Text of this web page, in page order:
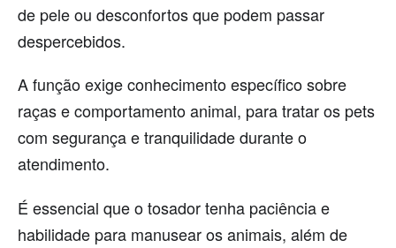
de pele ou desconfortos que podem passar
despercebidos.
A função exige conhecimento específico sobre
raças e comportamento animal, para tratar os pets
com segurança e tranquilidade durante o
atendimento.
É essencial que o tosador tenha paciência e
habilidade para manusear os animais, além de